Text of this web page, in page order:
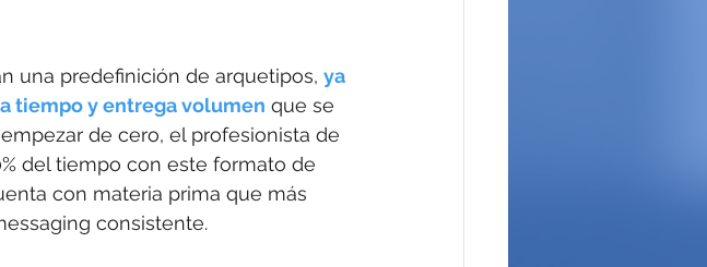
una predefinición de arquetipos, ya
tiempo y entrega volumen que se
de cero, el profesionista de
del tiempo con este formato de
con materia prima que más
consistente.